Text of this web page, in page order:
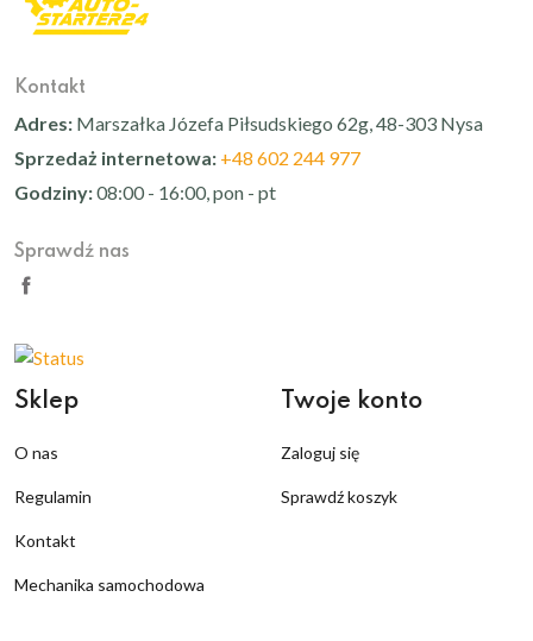
Kontakt
Adres: Marszałka Józefa Piłsudskiego 62g, 48-303 Nysa
Sprzedaż internetowa: +48 602 244 977
Godziny:08:00 - 16:00, pon - pt
Sprawdź nas
Sklep
O nas
Regulamin
Kontakt
Mechanika samochodowa
Twoje konto
Zaloguj się
Sprawdź koszyk